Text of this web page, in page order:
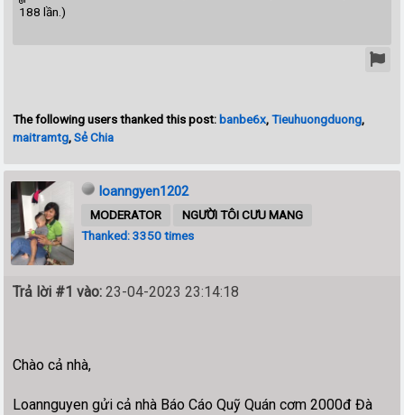
188 lần.)
The following users thanked this post: banbe6x,Tieuhuongduong,
maitramtg,Sẻ Chia
loanngyen1202
MODERATOR
NGƯỜI TÔI CƯU MANG
Thanked: 3350 times
Trả lời #1 vào: 23-04-2023 23:14:18
Chào cả nhà,
Loannguyen gửi cả nhà Báo Cáo Quỹ Quán cơm 2000đ Đà